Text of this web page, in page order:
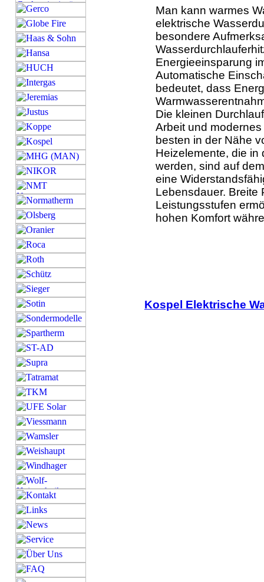
Man kann warmes
elektrische
besondere
Energieeinsparung
Automatische
bedeutet, dass
Die kleinen
Arbeit und
besten in der Nähe
Heizelemente, die in
werden, sind auf
eine
Lebensdauer. Breite
Leistungsstufen
hohen Komfort
Kospel Elektrische